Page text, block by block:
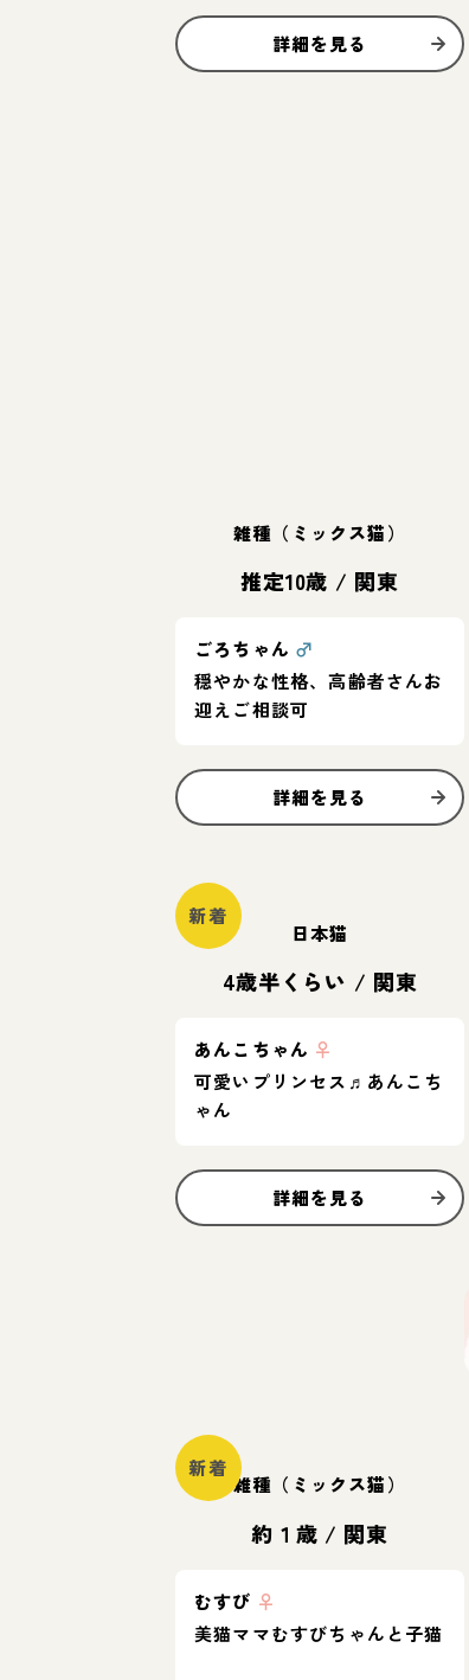
詳細を見る
雑種（ミックス猫）
推定10歳 / 関東
ごろちゃん ♂
穏やかな性格、高齢者さんお
迎えご相談可
詳細を見る
新着
日本猫
4歳半くらい / 関東
あんこちゃん ♀
可愛いプリンセス♬あんこち
ゃん
詳細を見る
新着
雑種（ミックス猫）
約１歳 / 関東
むすび ♀
美猫ママむすびちゃんと子猫